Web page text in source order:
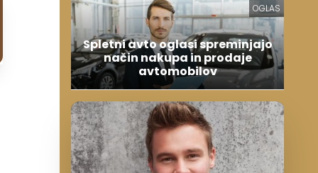
OGLAS
Spletni avto oglasi spreminjajo
način nakupa in prodaje
avtomobilov